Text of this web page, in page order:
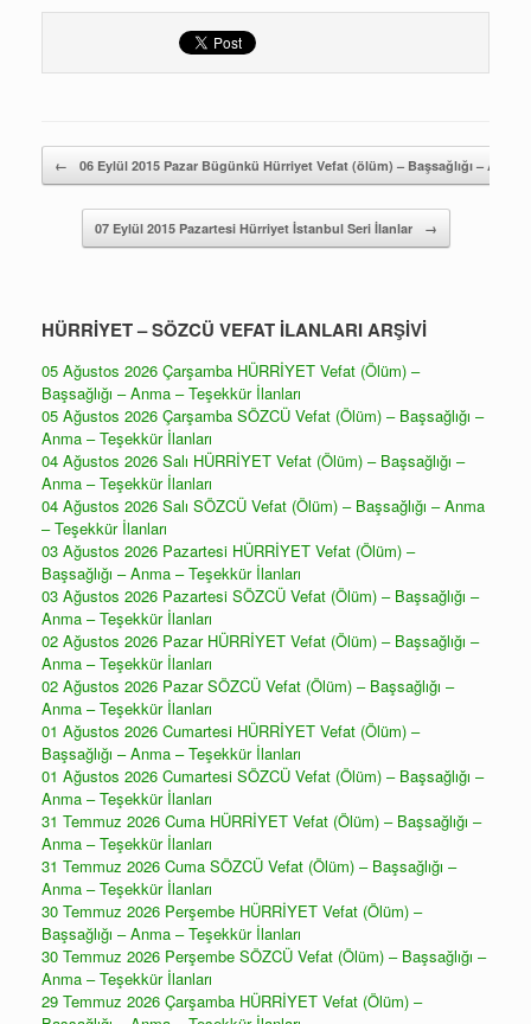
Yazı gezintisi
← 06 Eylül 2015 Pazar Bügünkü Hürriyet Vefat (ölüm) – Başsağlığı – Anma
07 Eylül 2015 Pazartesi Hürriyet İstanbul Seri İlanlar →
HÜRRİYET – SÖZCÜ VEFAT İLANLARI ARŞİVİ
05 Ağustos 2026 Çarşamba HÜRRİYET Vefat (Ölüm) –
Başsağlığı – Anma – Teşekkür İlanları
05 Ağustos 2026 Çarşamba SÖZCÜ Vefat (Ölüm) – Başsağlığı –
Anma – Teşekkür İlanları
04 Ağustos 2026 Salı HÜRRİYET Vefat (Ölüm) – Başsağlığı –
Anma – Teşekkür İlanları
04 Ağustos 2026 Salı SÖZCÜ Vefat (Ölüm) – Başsağlığı – Anma
– Teşekkür İlanları
03 Ağustos 2026 Pazartesi HÜRRİYET Vefat (Ölüm) –
Başsağlığı – Anma – Teşekkür İlanları
03 Ağustos 2026 Pazartesi SÖZCÜ Vefat (Ölüm) – Başsağlığı –
Anma – Teşekkür İlanları
02 Ağustos 2026 Pazar HÜRRİYET Vefat (Ölüm) – Başsağlığı –
Anma – Teşekkür İlanları
02 Ağustos 2026 Pazar SÖZCÜ Vefat (Ölüm) – Başsağlığı –
Anma – Teşekkür İlanları
01 Ağustos 2026 Cumartesi HÜRRİYET Vefat (Ölüm) –
Başsağlığı – Anma – Teşekkür İlanları
01 Ağustos 2026 Cumartesi SÖZCÜ Vefat (Ölüm) – Başsağlığı –
Anma – Teşekkür İlanları
31 Temmuz 2026 Cuma HÜRRİYET Vefat (Ölüm) – Başsağlığı –
Anma – Teşekkür İlanları
31 Temmuz 2026 Cuma SÖZCÜ Vefat (Ölüm) – Başsağlığı –
Anma – Teşekkür İlanları
30 Temmuz 2026 Perşembe HÜRRİYET Vefat (Ölüm) –
Başsağlığı – Anma – Teşekkür İlanları
30 Temmuz 2026 Perşembe SÖZCÜ Vefat (Ölüm) – Başsağlığı –
Anma – Teşekkür İlanları
29 Temmuz 2026 Çarşamba HÜRRİYET Vefat (Ölüm) –